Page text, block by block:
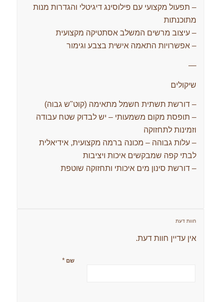
– תפעול מקצועי עם פילוסינג דיגיטלי והגדרות מנות
מתוכנתות
– עיצוב מרשים המשלב אסתטיקה מקצועית
– אפשרויות התאמה אישית בצבע וגימור
—
שיקולים
– דורשת תשתית חשמל מתאימה (קוט"ש גבוה)
– תופסת מקום משמעותי – יש לבדוק שטח עבודה
וזמינות לתחזוקה
– עלות גבוהה – מכונה ברמה מקצועית, אידיאלית
לבתי קפה שמבקשים איכות ויציבות
– דורשת סינון מים איכותי ותחזוקה שוטפת
חוות דעת
אין עדיין חוות דעת.
שם *